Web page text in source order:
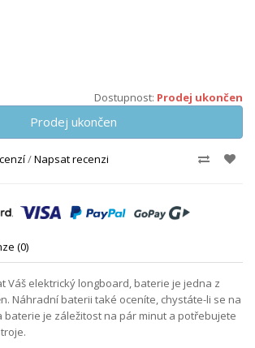
Dostupnost: Prodej ukončen
Prodej ukončen
/Napsat recenzi
(0)
Váš elektrický longboard, baterie je jedna z
Náhradní baterii také oceníte, chystáte-li se na
baterie je záležitost na pár minut a potřebujete